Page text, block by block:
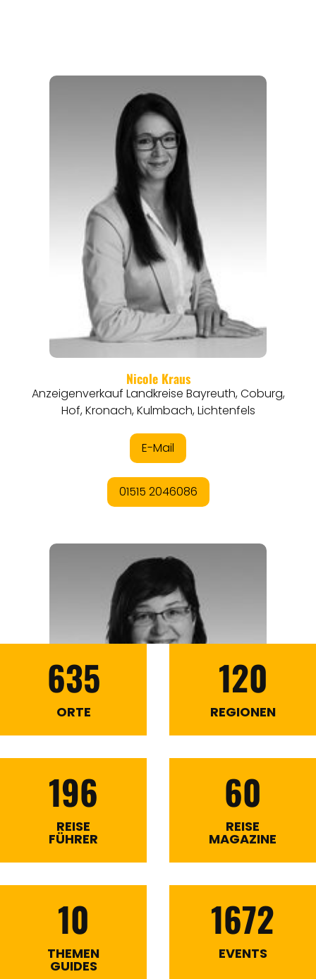
635
ORTE
120
REGIONEN
196
REISE
FÜHRER
60
REISE
MAGAZINE
10
THEMEN
GUIDES
1672
EVENTS